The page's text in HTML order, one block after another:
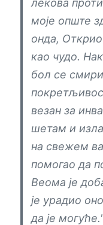
лекова
моје опште
онда,
као чудо.
бол се
везан за
шетам и
на свежем
помогао да
Веома је
је урадио
да је